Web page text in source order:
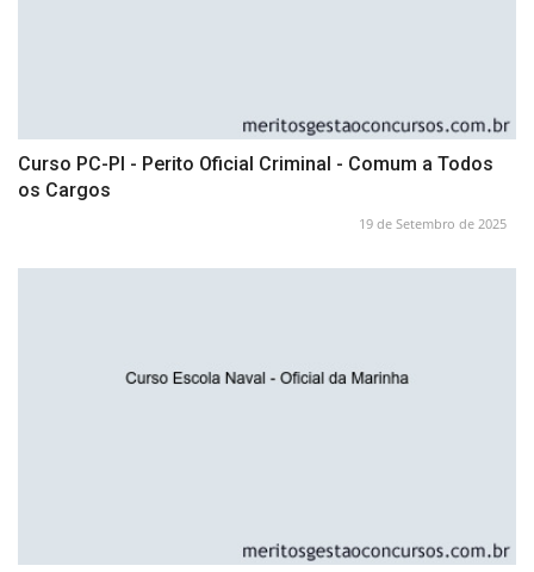
Curso PC-PI - Perito Oficial Criminal - Comum a Todos
os Cargos
19 de Setembro de 2025